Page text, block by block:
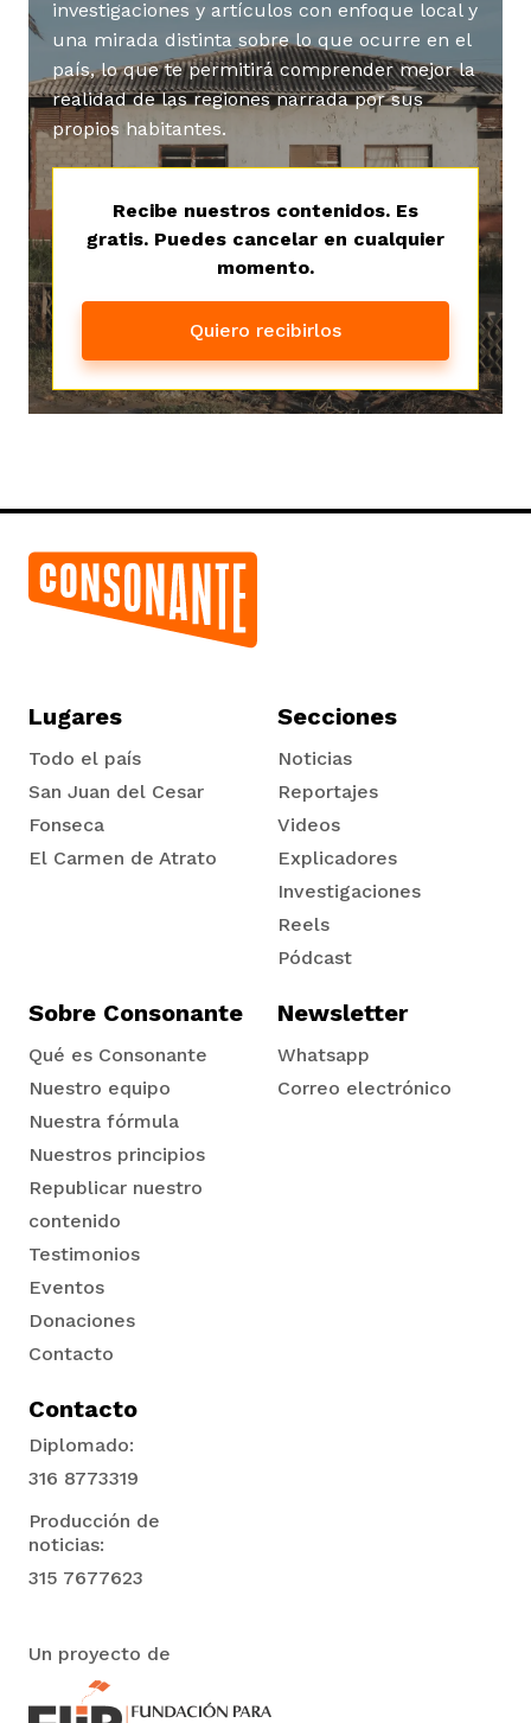
investigaciones y artículos con enfoque local y
una mirada distinta sobre lo que ocurre en el
país, lo que te permitirá comprender mejor la
realidad de las regiones narrada por sus
propios habitantes.
Recibe nuestros contenidos. Es
gratis. Puedes cancelar en cualquier
momento.
Quiero recibirlos
Lugares
Todo el país
San Juan del Cesar
Fonseca
El Carmen de Atrato
Secciones
Noticias
Reportajes
Videos
Explicadores
Investigaciones
Reels
Pódcast
Sobre Consonante
Qué es Consonante
Nuestro equipo
Nuestra fórmula
Nuestros principios
Republicar nuestro
contenido
Testimonios
Eventos
Donaciones
Contacto
Newsletter
Whatsapp
Correo electrónico
Contacto
Diplomado:
316 8773319
Producción de
noticias:
315 7677623
Un proyecto de